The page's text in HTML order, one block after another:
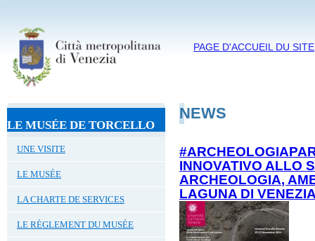
PAGE D'ACCUEIL DU SITE
LE MUSÉE DE TORCELLO
UNE VISITE
LE MUSÉE
LA CHARTE DE SERVICES
LE RÈGLEMENT DU MUSÉE
NEWS
INNOVATIVO ALLO
ARCHEOLOGIA,
LAGUNA DI